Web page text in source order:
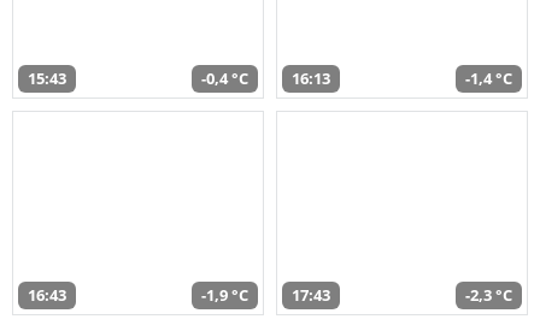
15:43 -0,4 °C 16:13 -1,4 °C
16:43 -1,9 °C 17:43 -2,3 °C